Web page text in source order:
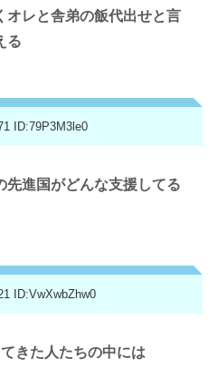
オレと舎弟の飯代出せと言
る
ID:79P3M3le0
先進国がどんな支援してる
ID:VwXwbZhw0
きた人たちの中には